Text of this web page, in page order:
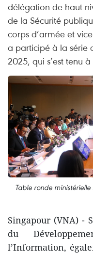
délégation de haut
de la Sécurité
corps d’armée et
a participé à la série
2025, qui s’est tenu
Table ronde
Singapour (VNA) -
du
l’Information,